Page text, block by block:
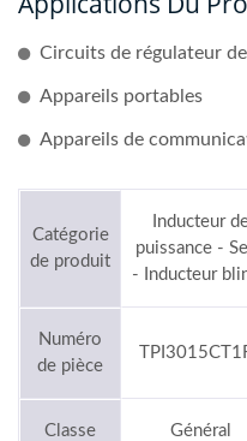
Circuits de régulateur
Appareils portables
Appareils de
Catégorie
de produit
Inducteur
puissance -
- Inducteur
Numéro
de pièce
Classe Général